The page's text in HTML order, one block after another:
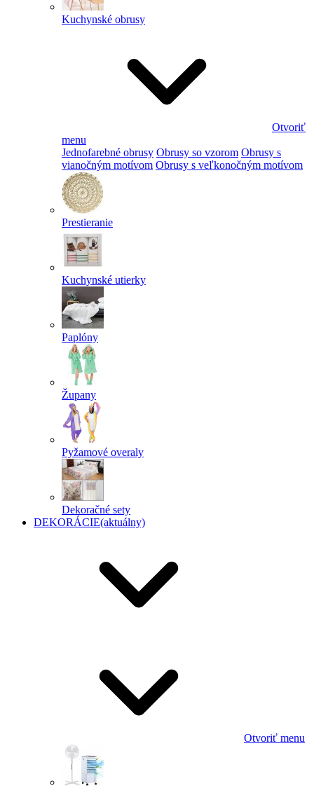
Kuchynské obrusy
Otvoriť
menu
Jednofarebné obrusy Obrusy so vzorom Obrusy s
vianočným motívom Obrusy s veľkonočným motívom
Prestieranie
Kuchynské utierky
Paplóny
Župany
Pyžamové overaly
Dekoračné sety
DEKORÁCIE(aktuálny)
Otvoriť menu